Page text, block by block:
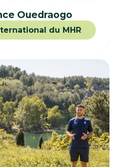
Ouedraogo
du MHR